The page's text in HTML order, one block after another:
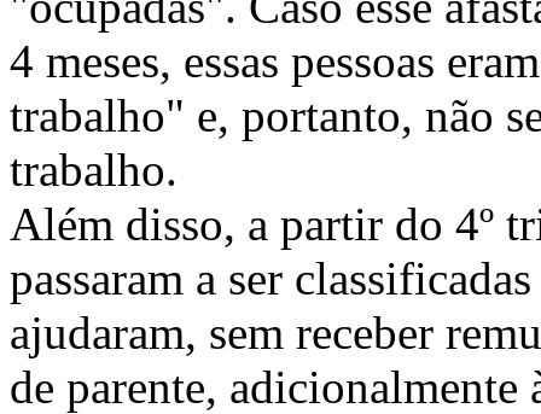
4 meses, essas pessoas
trabalho" e, portanto, não
trabalho.
Além disso, a partir do 4º
passaram a ser
ajudaram, sem receber
de parente, adicionalmente